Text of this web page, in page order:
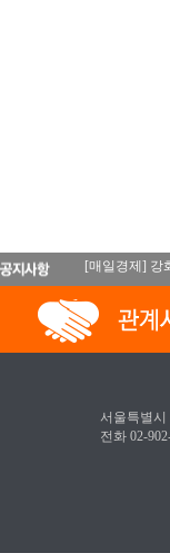
[매일경제] 강
서울특별시
전화 02-